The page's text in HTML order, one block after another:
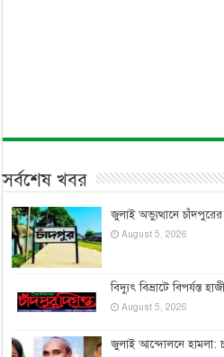
সর্বশেষ খবর
জুলাই অভ্যুত্থানে
August 5, 2026
বিদ্যুৎ বিভ্রাটে বিপর্যস্ত
August 5, 2026
জুলাই আন্দোলনে হামলা: